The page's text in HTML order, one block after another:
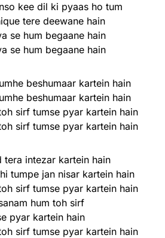
kee dil ki pyaas ho tum
tere deewane hain
se hum begaane hain
se hum begaane hain
beshumaar kartein hain
beshumaar kartein hain
sirf tumse pyar kartein hain
sirf tumse pyar kartein hain
tera intezar kartein hain
tumpe jan nisar kartein hain
sirf tumse pyar kartein hain
hum toh sirf
pyar kartein hain
sirf tumse pyar kartein hain